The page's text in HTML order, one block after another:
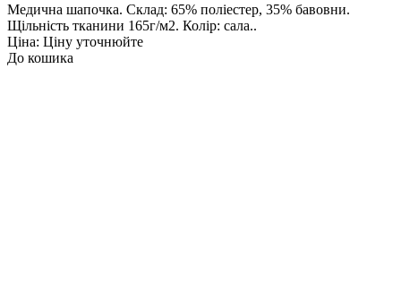
Медична шапочка. Склад: 65% поліестер, 35% бавовни.
Щільність тканини 165г/м2. Колір: сала..
Ціна: Ціну уточнюйте
До кошика